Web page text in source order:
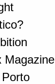
Magazine